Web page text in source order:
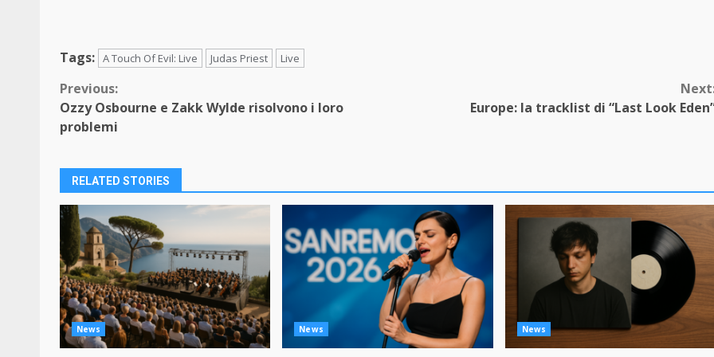
Tags: A Touch Of Evil: Live Judas Priest Live
Continue
Reading
Previous:
Ozzy Osbourne e Zakk Wylde risolvono i loro
problemi
Europe: la tracklist di “Last Look
RELATED STORIES
News News News